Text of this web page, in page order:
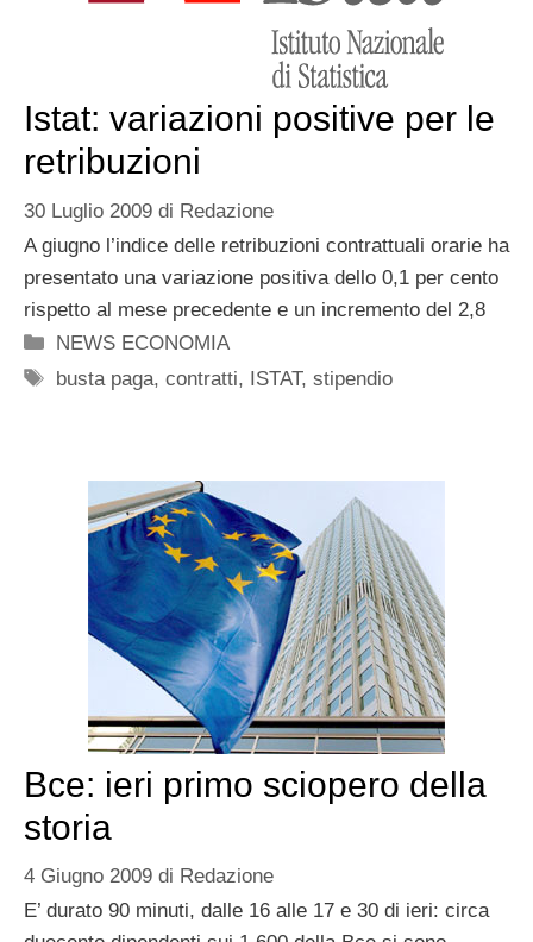
Istat: variazioni positive per le
retribuzioni
30 Luglio 2009 di Redazione
A giugno l’indice delle retribuzioni contrattuali orarie ha
presentato una variazione positiva dello 0,1 per cento
rispetto al mese precedente e un incremento del 2,8
Categorie
NEWS ECONOMIA
Tag
busta paga,contratti, ISTAT,stipendio
Bce: ieri primo sciopero della
storia
4 Giugno 2009 di Redazione
E’ durato 90 minuti, dalle 16 alle 17 e 30 di ieri: circa